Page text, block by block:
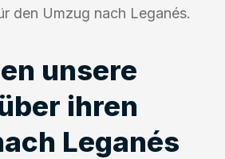
den Umzug nach Leganés.
unsere
ihren
Leganés